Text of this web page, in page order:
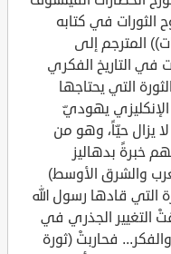
في كتابه
المترجم إلى
في التاريخ الفكري
التي يحتاجها
يهوديّ
(1916 -...) الذي لا يزال حيّاً، وهو من
خبرةً بدهاليز
والشرق الأوسط)
التي قادها رسول الله
التغيير الجذري في
فحاربتْ (ثورة